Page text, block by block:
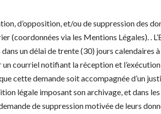
d’opposition, et/ou de suppression des
(coordonnées via les Mentions Légales). .
un délai de trente (30) jours
courriel notifiant la réception et
cette demande soit accompagnée d’un
légale imposant son archivage, et dans
de suppression motivée de leurs